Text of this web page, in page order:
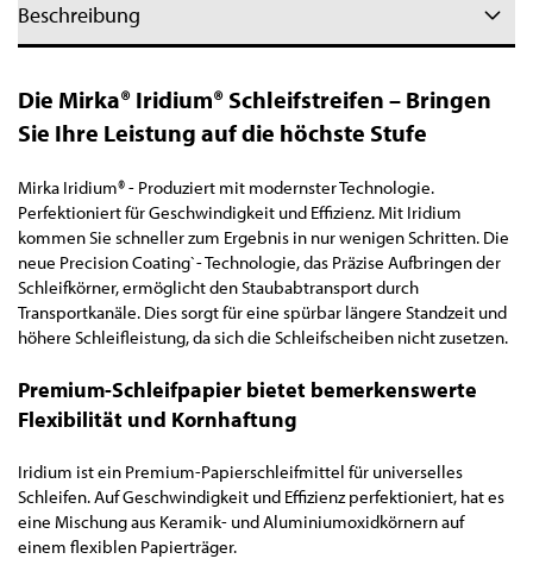
Beschreibung
Die Mirka® Iridium® Schleifstreifen – Bringen
Sie Ihre Leistung auf die höchste Stufe
Mirka Iridium® - Produziert mit modernster Technologie.
Perfektioniert für Geschwindigkeit und Effizienz. Mit Iridium
kommen Sie schneller zum Ergebnis in nur wenigen Schritten. Die
neue Precision Coating`- Technologie, das Präzise Aufbringen der
Schleifkörner, ermöglicht den Staubabtransport durch
Transportkanäle. Dies sorgt für eine spürbar längere Standzeit und
höhere Schleifleistung, da sich die Schleifscheiben nicht zusetzen.
Premium-Schleifpapier bietet bemerkenswerte
Flexibilität und Kornhaftung
Iridium ist ein Premium-Papierschleifmittel für universelles
Schleifen. Auf Geschwindigkeit und Effizienz perfektioniert, hat es
eine Mischung aus Keramik- und Aluminiumoxidkörnern auf
einem flexiblen Papierträger.